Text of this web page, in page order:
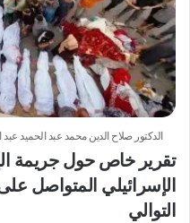
الدكتور صلاح الدين محمد عبد الحميد
تقرير خاص حول جريمة
التوالي